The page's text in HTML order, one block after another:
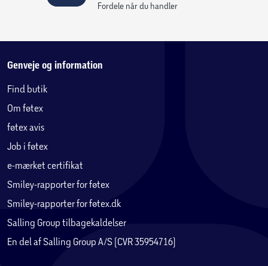
Fordele når du handler
Genveje og information
Find butik
Om føtex
føtex avis
Job i føtex
e-mærket certifikat
Smiley-rapporter for føtex
Smiley-rapporter for føtex.dk
Salling Group tilbagekaldelser
En del af Salling Group A/S (CVR 35954716)